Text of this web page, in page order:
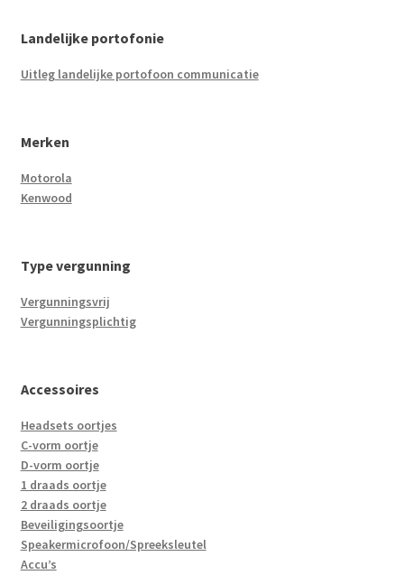
Landelijke portofonie
Uitleg landelijke portofoon communicatie
Merken
Motorola
Kenwood
Type vergunning
Vergunningsvrij
Vergunningsplichtig
Accessoires
Headsets oortjes
C-vorm oortje
D-vorm oortje
1 draads oortje
2 draads oortje
Beveiligingsoortje
Speakermicrofoon/Spreeksleutel
Accu’s